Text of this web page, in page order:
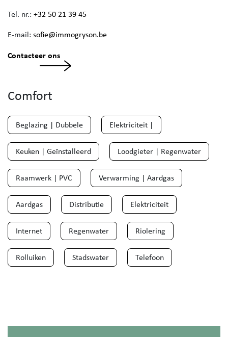
Tel. nr.: +32 50 21 39 45
E-mail: sofie@immogryson.be
Contacteer ons
Comfort
Beglazing | Dubbele Elektriciteit |
Keuken | Geïnstalleerd Loodgieter | Regenwater
Raamwerk | PVC Verwarming | Aardgas
Aardgas Distributie Elektriciteit
Internet Regenwater Riolering
Rolluiken Stadswater Telefoon